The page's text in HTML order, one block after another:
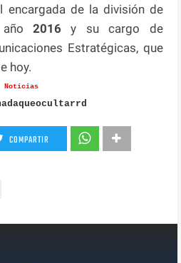
encargada de la división de
2016 y su cargo de
Estratégicas, que
hoy.
Noticias
COMPARTIR